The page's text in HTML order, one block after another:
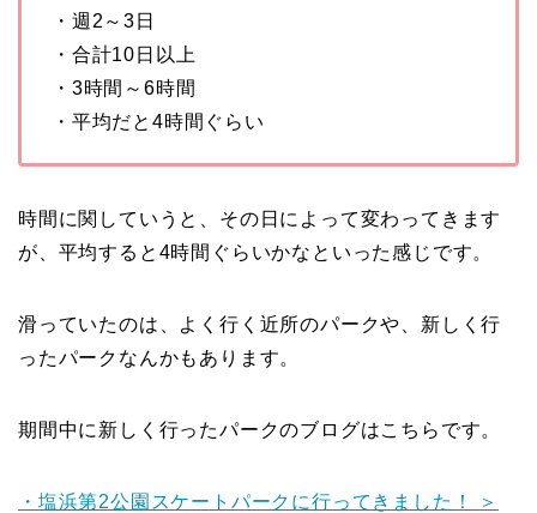
・週2～3日
・合計10日以上
・3時間～6時間
・平均だと4時間ぐらい
時間に関していうと、その日によって変わってきます
が、平均すると4時間ぐらいかなといった感じです。
滑っていたのは、よく行く近所のパークや、新しく行
ったパークなんかもあります。
期間中に新しく行ったパークのブログはこちらです。
・塩浜第2公園スケートパークに行ってきました！ ＞